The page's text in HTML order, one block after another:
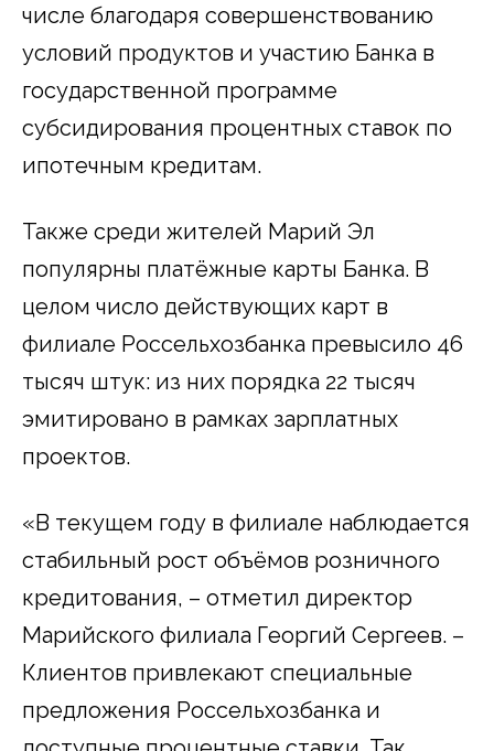
числе благодаря совершенствованию
условий продуктов и участию Банка в
государственной программе
субсидирования процентных ставок по
ипотечным кредитам.
Также среди жителей Марий Эл
популярны платёжные карты Банка. В
целом число действующих карт в
филиале Россельхозбанка превысило 46
тысяч штук: из них порядка 22 тысяч
эмитировано в рамках зарплатных
проектов.
«В текущем году в филиале наблюдается
стабильный рост объёмов розничного
кредитования, – отметил директор
Марийского филиала Георгий Сергеев. –
Клиентов привлекают специальные
предложения Россельхозбанка и